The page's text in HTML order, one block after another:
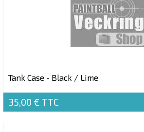
Tank Case - Black / Lime
35,00 € TTC